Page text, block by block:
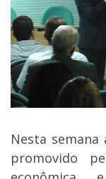
Nesta
promovido